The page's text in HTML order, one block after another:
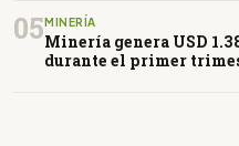
05 MINERÍA
Minería genera USD
durante el primer